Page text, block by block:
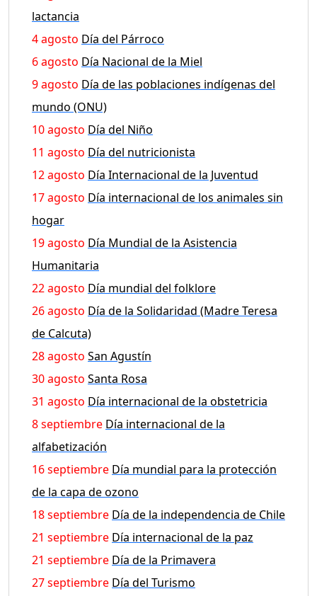
lactancia
4 agosto Día del Párroco
6 agosto Día Nacional de la Miel
9 agosto Día de las poblaciones indígenas del
mundo (ONU)
10 agosto Día del Niño
11 agosto Día del nutricionista
12 agosto Día Internacional de la Juventud
17 agosto Día internacional de los animales sin
hogar
19 agosto Día Mundial de la Asistencia
Humanitaria
22 agosto Día mundial del folklore
26 agosto Día de la Solidaridad (Madre Teresa
de Calcuta)
28 agosto San Agustín
30 agosto Santa Rosa
31 agosto Día internacional de la obstetricia
8 septiembre Día internacional de la
alfabetización
16 septiembre Día mundial para la protección
de la capa de ozono
18 septiembre Día de la independencia de Chile
21 septiembre Día internacional de la paz
21 septiembre Día de la Primavera
27 septiembre Día del Turismo